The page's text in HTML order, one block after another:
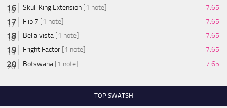
Skull King Extension [1 note]
7.65
Flip 7 [1 note]
7.65
Bella vista [1 note]
7.65
Fright Factor [1 note]
7.65
Botswana [1 note] 7.65
TOP SWATSH